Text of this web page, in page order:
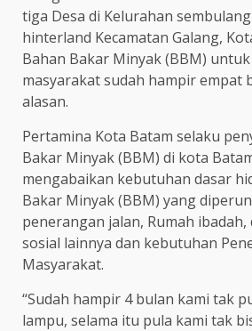
tiga Desa di Kelurahan
hinterland Kecamatan Galang,
Bahan Bakar Minyak (BBM)
masyarakat sudah hampir empat
alasan.
Pertamina Kota Batam selaku
Bakar Minyak (BBM) di kota
mengabaikan kebutuhan dasar
Bakar Minyak (BBM) yang
penerangan jalan, Rumah
sosial lainnya dan kebutuhan
Masyarakat.
“Sudah hampir 4 bulan kami tak
lampu, selama itu pula kami tak